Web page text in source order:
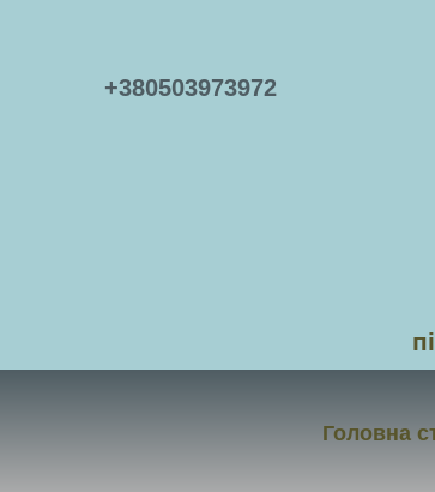
+380503973972
Головна